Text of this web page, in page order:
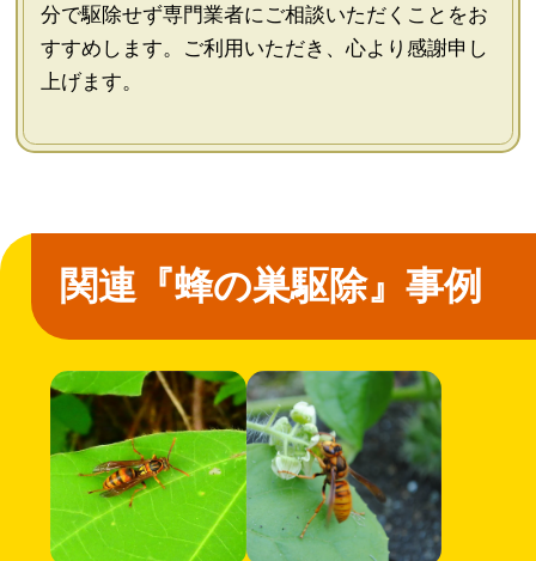
分で駆除せず専門業者にご相談いただくことをお
すすめします。ご利用いただき、心より感謝申し
上げます。
関連『蜂の巣駆除』事例